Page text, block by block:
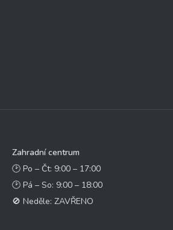
Zahradní centrum
🕑 Po – Čt: 9:00 – 17:00
🕑 Pá – So: 9:00 – 18:00
🚫 Neděle: ZAVŘENO